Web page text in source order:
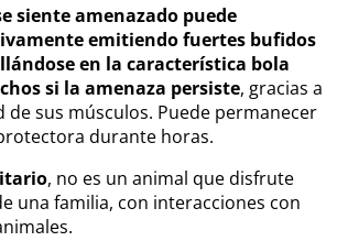
siente amenazado puede
emitiendo fuertes bufidos
en la característica bola
si la amenaza persiste, gracias a
de sus músculos. Puede permanecer
durante horas.
, no es un animal que disfrute
una familia, con interacciones con